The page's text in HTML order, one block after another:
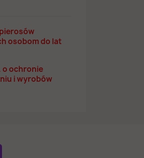
osobom do lat
o ochronie
i wyrobów